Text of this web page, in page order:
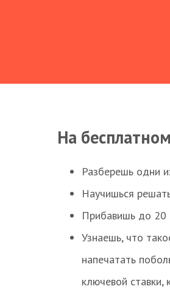
На
Разберешь одни
Научишься
Прибавишь до 20
Узнаешь, что
напечатать
ключевой